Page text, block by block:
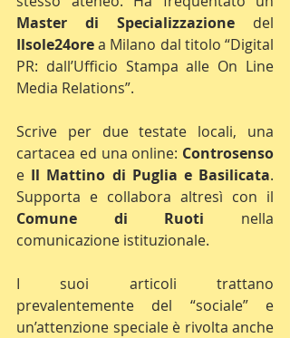
Master di Specializzazione
Ilsole24ore a Milano dal titolo “Digital
PR: dall’Ufficio Stampa alle On Line
Media Relations”.
Scrive per due testate locali, una
cartacea ed una online: Controsenso
e Il Mattino di Puglia e Basilicata.
Comune di Ruoti nella
comunicazione istituzionale.
I suoi articoli trattano
prevalentemente del “sociale” e
un’attenzione speciale è rivolta anche